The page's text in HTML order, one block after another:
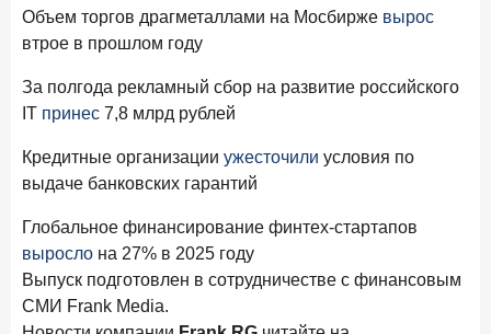
Объем торгов драгметаллами на Мосбирже вырос
втрое в прошлом году
За полгода рекламный сбор на развитие российского
IT принес 7,8 млрд рублей
Кредитные организации ужесточили условия по
выдаче банковских гарантий
Глобальное финансирование финтех-стартапов
выросло на 27% в 2025 году
Выпуск подготовлен в сотрудничестве с финансовым
СМИ Frank Media.